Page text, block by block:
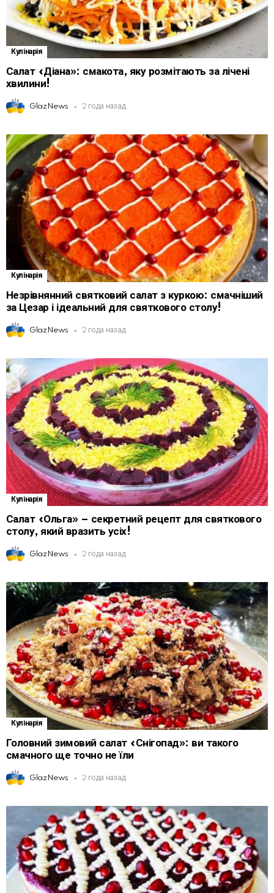
Кулінарія
Салат «Діана»: смакота, яку розмітають за лічені
хвилини!
GlazNews 2 года назад
Кулінарія
Незрівнянний святковий салат з куркою: смачніший
за Цезар і ідеальний для святкового столу!
GlazNews 2 года назад
Кулінарія
Салат «Ольга» – секретний рецепт для святкового
столу, який вразить усіх!
GlazNews 2 года назад
Кулінарія
Головний зимовий салат «Снігопад»: ви такого
смачного ще точно не їли
GlazNews 2 года назад